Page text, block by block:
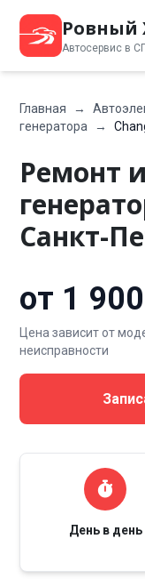
Ровный
Автосервис в
Главная →
генератора
→
Ремонт
Санкт-
от 1
Цена зависит от
неисправности
День в день